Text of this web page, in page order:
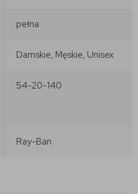
pełna
Damskie, Męskie, Unisex
54-20-140
Ray-Ban